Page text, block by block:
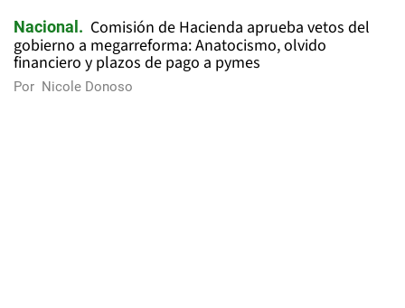
Nacional
Comisión de Hacienda aprueba vetos del
gobierno a megarreforma: Anatocismo, olvido
financiero y plazos de pago a pymes
Por Nicole Donoso